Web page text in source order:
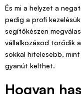
És mi a helyzet a
pedig a profi
segítőkészen
vállalkozásod törődik
sokkal hitelesebb,
gyanút kelthet.
Hogyan